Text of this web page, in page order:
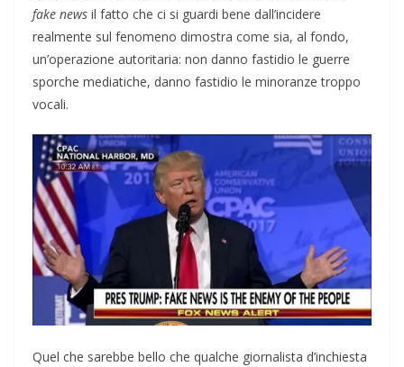
fake news il fatto che ci si guardi bene dall’incidere
realmente sul fenomeno dimostra come sia, al fondo,
un’operazione autoritaria: non danno fastidio le guerre
sporche mediatiche, danno fastidio le minoranze troppo
vocali.
Quel che sarebbe bello che qualche giornalista d’inchiesta